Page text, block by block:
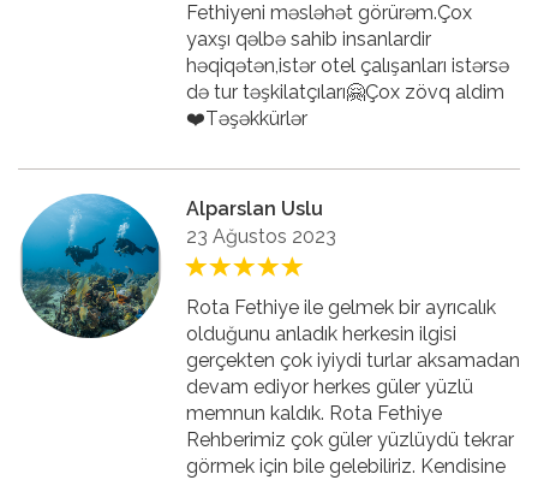
Fethiyeni məsləhət görürəm.Çox
yaxşı qəlbə sahib insanlardir
həqiqətən,istər otel çalışanları istərsə
də tur təşkilatçıları🤗Çox zövq aldim
❤️Təşəkkürlər
Alparslan Uslu
23 Ağustos 2023
Rota Fethiye ile gelmek bir ayrıcalık
olduğunu anladık herkesin ilgisi
gerçekten çok iyiydi turlar aksamadan
devam ediyor herkes güler yüzlü
memnun kaldık. Rota Fethiye
Rehberimiz çok güler yüzlüydü tekrar
görmek için bile gelebiliriz. Kendisine